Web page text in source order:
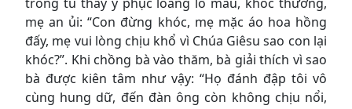
mẹ an ủi: “Con đừng khóc, mẹ mặc áo hoa hồng
đấy, mẹ vui lòng chịu khổ vì Chúa Giêsu sao con lại
khóc?”. Khi chồng bà vào thăm, bà giải thích vì sao
bà được kiên tâm như vậy: “Họ đánh đập tôi vô
cùng hung dữ, đến đàn ông còn không chịu nổi,